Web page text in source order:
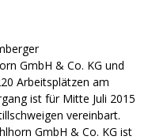
GmbH & Co. KG und
Arbeitsplätzen am
ist für Mitte Juli 2015
vereinbart.
GmbH & Co. KG ist